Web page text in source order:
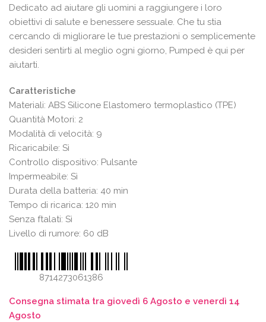
Dedicato ad aiutare gli uomini a raggiungere i loro
obiettivi di salute e benessere sessuale. Che tu stia
cercando di migliorare le tue prestazioni o semplicemente
desideri sentirti al meglio ogni giorno, Pumped è qui per
aiutarti.
Caratteristiche
Materiali: ABS Silicone Elastomero termoplastico (TPE)
Quantità Motori: 2
Modalità di velocità: 9
Ricaricabile: Sì
Controllo dispositivo: Pulsante
Impermeabile: Sì
Durata della batteria: 40 min
Tempo di ricarica: 120 min
Senza ftalati: Sì
Livello di rumore: 60 dB
8714273061386
Consegna stimata tra giovedì 6 Agosto e venerdì 14
Agosto